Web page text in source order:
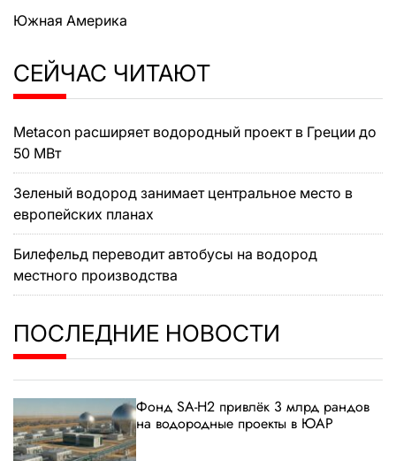
Южная Америка
СЕЙЧАС ЧИТАЮТ
Metacon расширяет водородный проект в Греции до
50 МВт
Зеленый водород занимает центральное место в
европейских планах
Билефельд переводит автобусы на водород
местного производства
ПОСЛЕДНИЕ НОВОСТИ
Фонд SA-H2 привлёк 3 млрд рандов
на водородные проекты в ЮАР